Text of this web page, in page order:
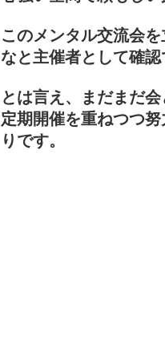
このメンタル交流会
なと主催者として確
とは言え、まだまだ
定期開催を重ねつつ
りです。